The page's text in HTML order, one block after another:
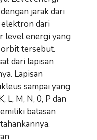
jarak dari
elektron dari
level energi yang
tersebut.
dari lapisan
Lapisan
sampai yang
L, M, N, 0, P dan
batasan